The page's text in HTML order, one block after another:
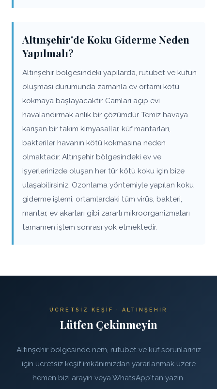
Altınşehir'de Koku Giderme Neden
Yapılmalı?
Altınşehir bölgesindeki yapılarda, rutubet ve küfün
oluşması durumunda zamanla ev ortamı kötü
kokmaya başlayacaktır. Camları açıp evi
havalandırmak anlık bir çözümdür. Temiz havaya
karışan bir takım kimyasallar, küf mantarları,
bakteriler havanın kötü kokmasına neden
olmaktadır. Altınşehir bölgesindeki ev ve
işyerlerinizde oluşan her tür kötü koku için bize
ulaşabilirsiniz. Ozonlama yöntemiyle yapılan koku
giderme işlemi; ortamlardaki tüm virüs, bakteri,
mantar, ev akarları gibi zararlı mikroorganizmaları
tamamen işlem sonrası yok etmektedir.
ÜCRETSIZ KEŞIF · ALTINŞEHIR
Lütfen Çekinmeyin
Altınşehir bölgesinde nem, rutubet ve küf sorunlarınız
için ücretsiz keşif imkânımızdan yararlanmak üzere
hemen bizi arayın veya WhatsApp'tan yazın.